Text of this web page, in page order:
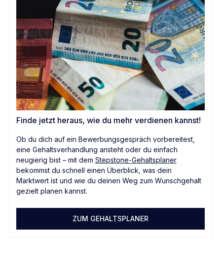
Finde jetzt heraus, wie du mehr verdienen kannst!
Ob du dich auf ein Bewerbungsgespräch vorbereitest,
eine Gehaltsverhandlung ansteht oder du einfach
neugierig bist – mit dem Stepstone-Gehaltsplaner
bekommst du schnell einen Überblick, was dein
Marktwert ist und wie du deinen Weg zum Wunschgehalt
gezielt planen kannst.
ZUM GEHALTSPLANER